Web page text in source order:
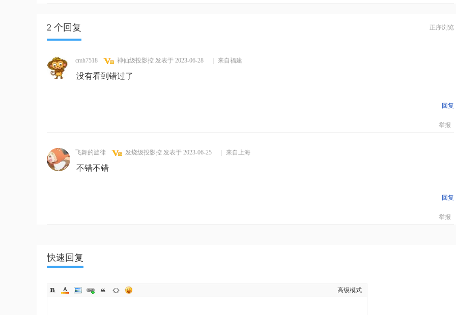
2 个回复 正序浏览
cmh7518 神仙级投影控 发表于 2023-06-28 来自福建
没有看到错过了
回复
举报
飞舞的旋律 发烧级投影控 发表于 2023-06-25 来自上海
不错不错
回复
举报
快速回复
高级模式